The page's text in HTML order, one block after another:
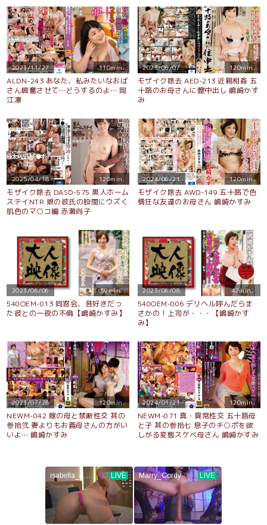
2023/11/27 110min.
ALDN-243 あなた、私みたいなおば
さん興奮させて…どうするのよ… 岡
江凛
2023/06/07 120min.
モザイク除去 AED-213 近親相姦 五
十路のお母さんに膣中出し 嶋崎かす
み
2025/04/18 120min.
モザイク除去 DASD-575 黒人ホーム
ステイNTR 娘の彼氏の股間にウズく
肌色のマ○コ編 赤瀬尚子
2024/06/21 120min.
モザイク除去 AWD-149 五十路で色
情狂な友達のお母さん 嶋崎かすみ
2023/06/06 59min.
540OEM-013 同窓会、昔好きだっ
た彼との一夜の不倫【嶋崎かすみ】
2023/06/08 42min.
540OEM-006 デリヘル呼んだらま
さかの！上司が・・・【嶋崎かす
み】
2023/07/28 120min.
NEWM-042 嫁の母と禁断性交 其の
参拾弐 妻よりもお義母さんの方がい
いよ… 嶋崎かすみ
2024/01/21 120min.
NEWM-071 真・異常性交 五十路母
と子 其の参拾七 息子のチ○ポを欲
しがる変態スケベ母さん 嶋崎かすみ